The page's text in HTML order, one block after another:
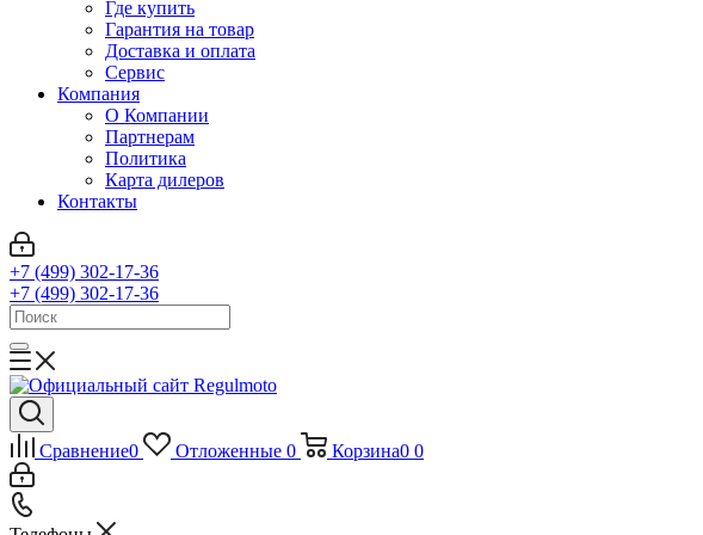
Где купить
Гарантия на товар
Доставка и оплата
Сервис
Компания
О Компании
Партнерам
Политика
Карта дилеров
Контакты
+7 (499) 302-17-36
+7 (499) 302-17-36
Сравнение0 Отложенные 0 Корзина0 0